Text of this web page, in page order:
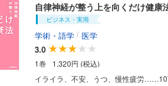
患者さんの、貴重な体験記も多数掲載。 「本書の中でも触れましたが、
『たかが首の病気』と侮るのは危険で
にもつながってしまう恐ろしい病気なの
心がけて、健康な日々を過ごしてください。」
「首こり博士 松井孝嘉」 https://neck-
自律神経が整う上を向くだけ健康
ビジネス・実用
学術・語学 / 医学
3.0
1巻
1,320円 (税込)
イライラ、不安、うつ、慢性疲労